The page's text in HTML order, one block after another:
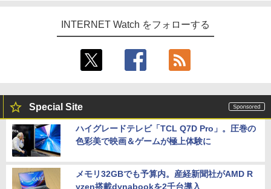
INTERNET Watch をフォローする
Special Site
ハイグレードテレビ「TCL Q7D Pro」。圧巻の
色彩美で映画＆ゲームが極上体験に
メモリ32GBでも予算内。産経新聞社がAMD R
yzen搭載dynabookを2千台導入